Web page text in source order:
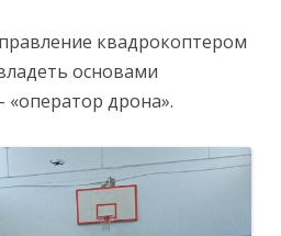
квадрокоптером
основами
«оператор дрона».